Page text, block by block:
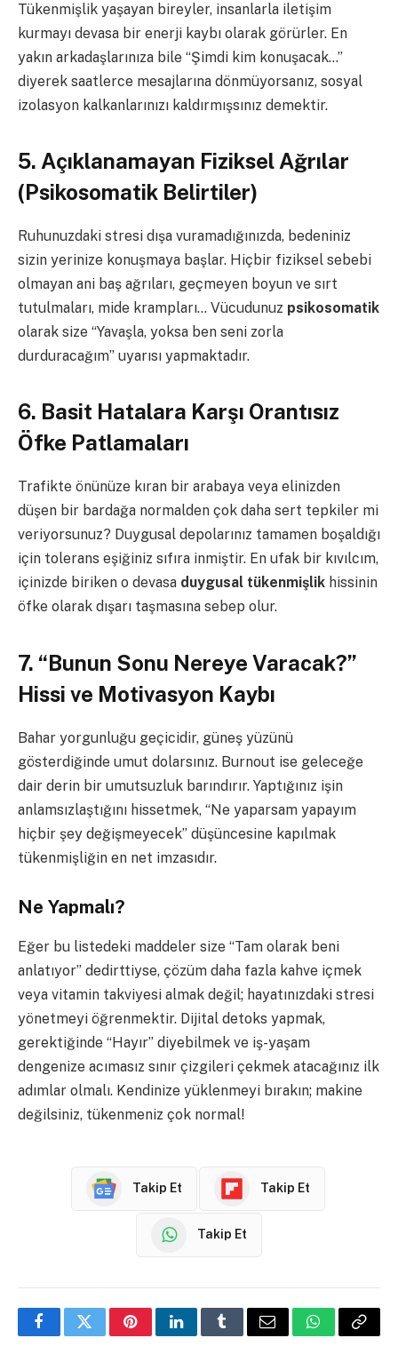
Tükenmişlik yaşayan bireyler, insanlarla iletişim
kurmayı devasa bir enerji kaybı olarak görürler. En
yakın arkadaşlarınıza bile “Şimdi kim konuşacak…”
diyerek saatlerce mesajlarına dönmüyorsanız, sosyal
izolasyon kalkanlarınızı kaldırmışsınız demektir.
5. Açıklanamayan Fiziksel Ağrılar
(Psikosomatik Belirtiler)
Ruhunuzdaki stresi dışa vuramadığınızda, bedeniniz
sizin yerinize konuşmaya başlar. Hiçbir fiziksel sebebi
olmayan ani baş ağrıları, geçmeyen boyun ve sırt
tutulmaları, mide krampları… Vücudunuz psikosomatik
olarak size “Yavaşla, yoksa ben seni zorla
durduracağım” uyarısı yapmaktadır.
6. Basit Hatalara Karşı Orantısız
Öfke Patlamaları
Trafikte önünüze kıran bir arabaya veya elinizden
düşen bir bardağa normalden çok daha sert tepkiler mi
veriyorsunuz? Duygusal depolarınız tamamen boşaldığı
için tolerans eşiğiniz sıfıra inmiştir. En ufak bir kıvılcım,
içinizde biriken o devasa duygusal tükenmişlik hissinin
öfke olarak dışarı taşmasına sebep olur.
7. “Bunun Sonu Nereye Varacak?”
Hissi ve Motivasyon Kaybı
Bahar yorgunluğu geçicidir, güneş yüzünü
gösterdiğinde umut dolarsınız. Burnout ise geleceğe
dair derin bir umutsuzluk barındırır. Yaptığınız işin
anlamsızlaştığını hissetmek, “Ne yaparsam yapayım
hiçbir şey değişmeyecek” düşüncesine kapılmak
tükenmişliğin en net imzasıdır.
Ne Yapmalı?
Eğer bu listedeki maddeler size “Tam olarak beni
anlatıyor” dedirttiyse, çözüm daha fazla kahve içmek
veya vitamin takviyesi almak değil; hayatınızdaki stresi
yönetmeyi öğrenmektir. Dijital detoks yapmak,
gerektiğinde “Hayır” diyebilmek ve iş-yaşam
dengenize acımasız sınır çizgileri çekmek atacağınız ilk
adımlar olmalı. Kendinize yüklenmeyi bırakın; makine
değilsiniz, tükenmeniz çok normal!
Takip Et Takip Et
Takip Et
FacebookTwitterPinterestLinkedInTumblrEmail WhatsApp
Copy